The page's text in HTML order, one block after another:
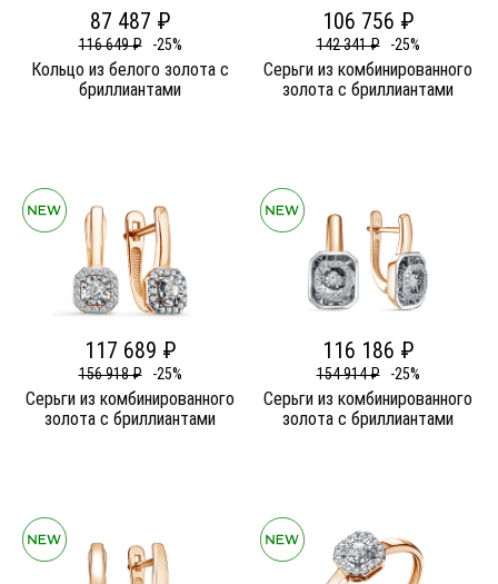
87 487 ₽
116 649 ₽ -25%
Кольцо из белого золота c
бриллиантами
106 756 ₽
142 341 ₽ -25%
Серьги из комбинированного
золота c бриллиантами
117 689 ₽
156 918 ₽ -25%
Серьги из комбинированного
золота c бриллиантами
116 186 ₽
154 914 ₽ -25%
Серьги из комбинированного
золота c бриллиантами